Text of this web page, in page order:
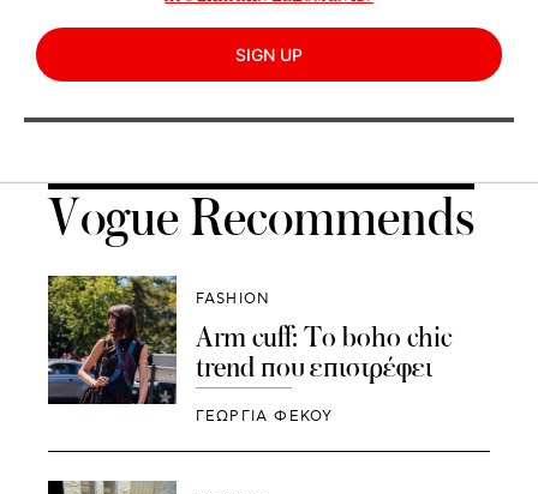
SIGN UP
Vogue Recommends
FASHION
Arm cuff: Το boho chic
trend που επιστρέφει
ΓΕΩΡΓΙΑ ΦΕΚΟΥ